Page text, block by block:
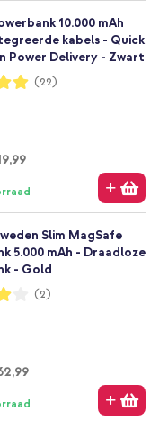
10.000 mAh
kabels - Quick
Power Delivery - Zwart
(22)
Slim MagSafe
5.000 mAh - Draadloze
- Gold
(2)